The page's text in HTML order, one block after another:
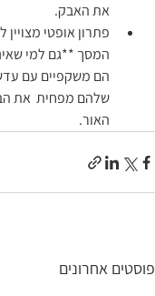
את האבק.
פתרון אופטי
המסך **גם למי
הם משקפיים עם
שלהם מפחית  את
האור.
פוסטים אחרונים